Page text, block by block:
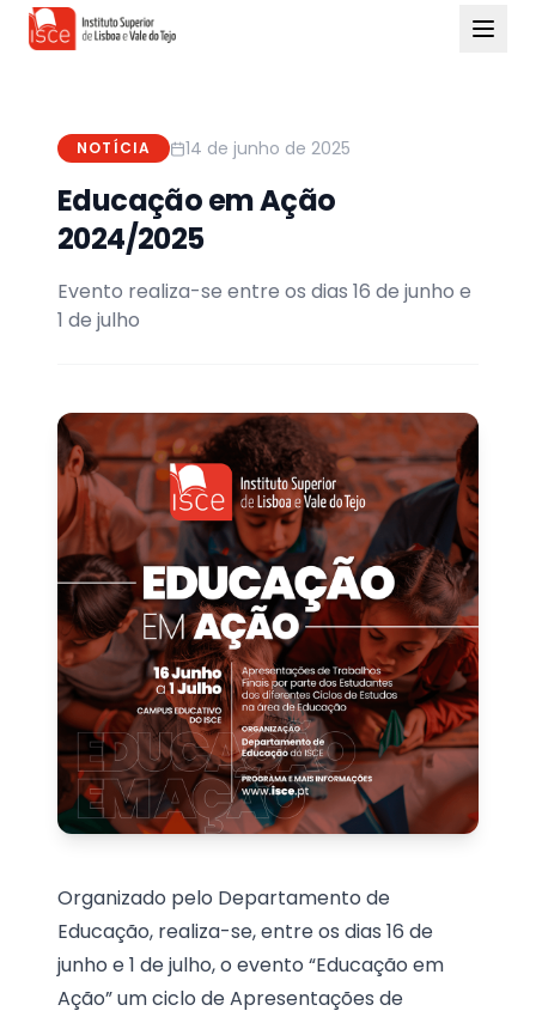
NOTÍCIA 14 de junho de 2025
Educação em Ação
2024/2025
Evento realiza-se entre os dias 16 de junho e
1 de julho
Organizado pelo Departamento de
Educação, realiza-se, entre os dias 16 de
junho e 1 de julho, o evento “Educação em
Ação” um ciclo de Apresentações de